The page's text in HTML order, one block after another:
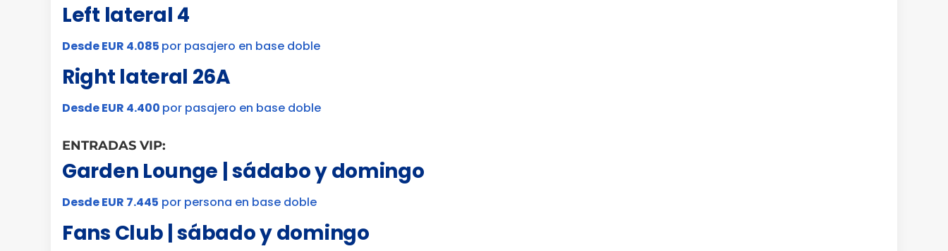
Left lateral 4
Desde EUR 4.085 por pasajero en base doble
Right lateral 26A
Desde EUR 4.400 por pasajero en base doble
ENTRADAS VIP:
Garden Lounge | sádabo y domingo
Desde EUR 7.445 por persona en base doble
Fans Club | sábado y domingo